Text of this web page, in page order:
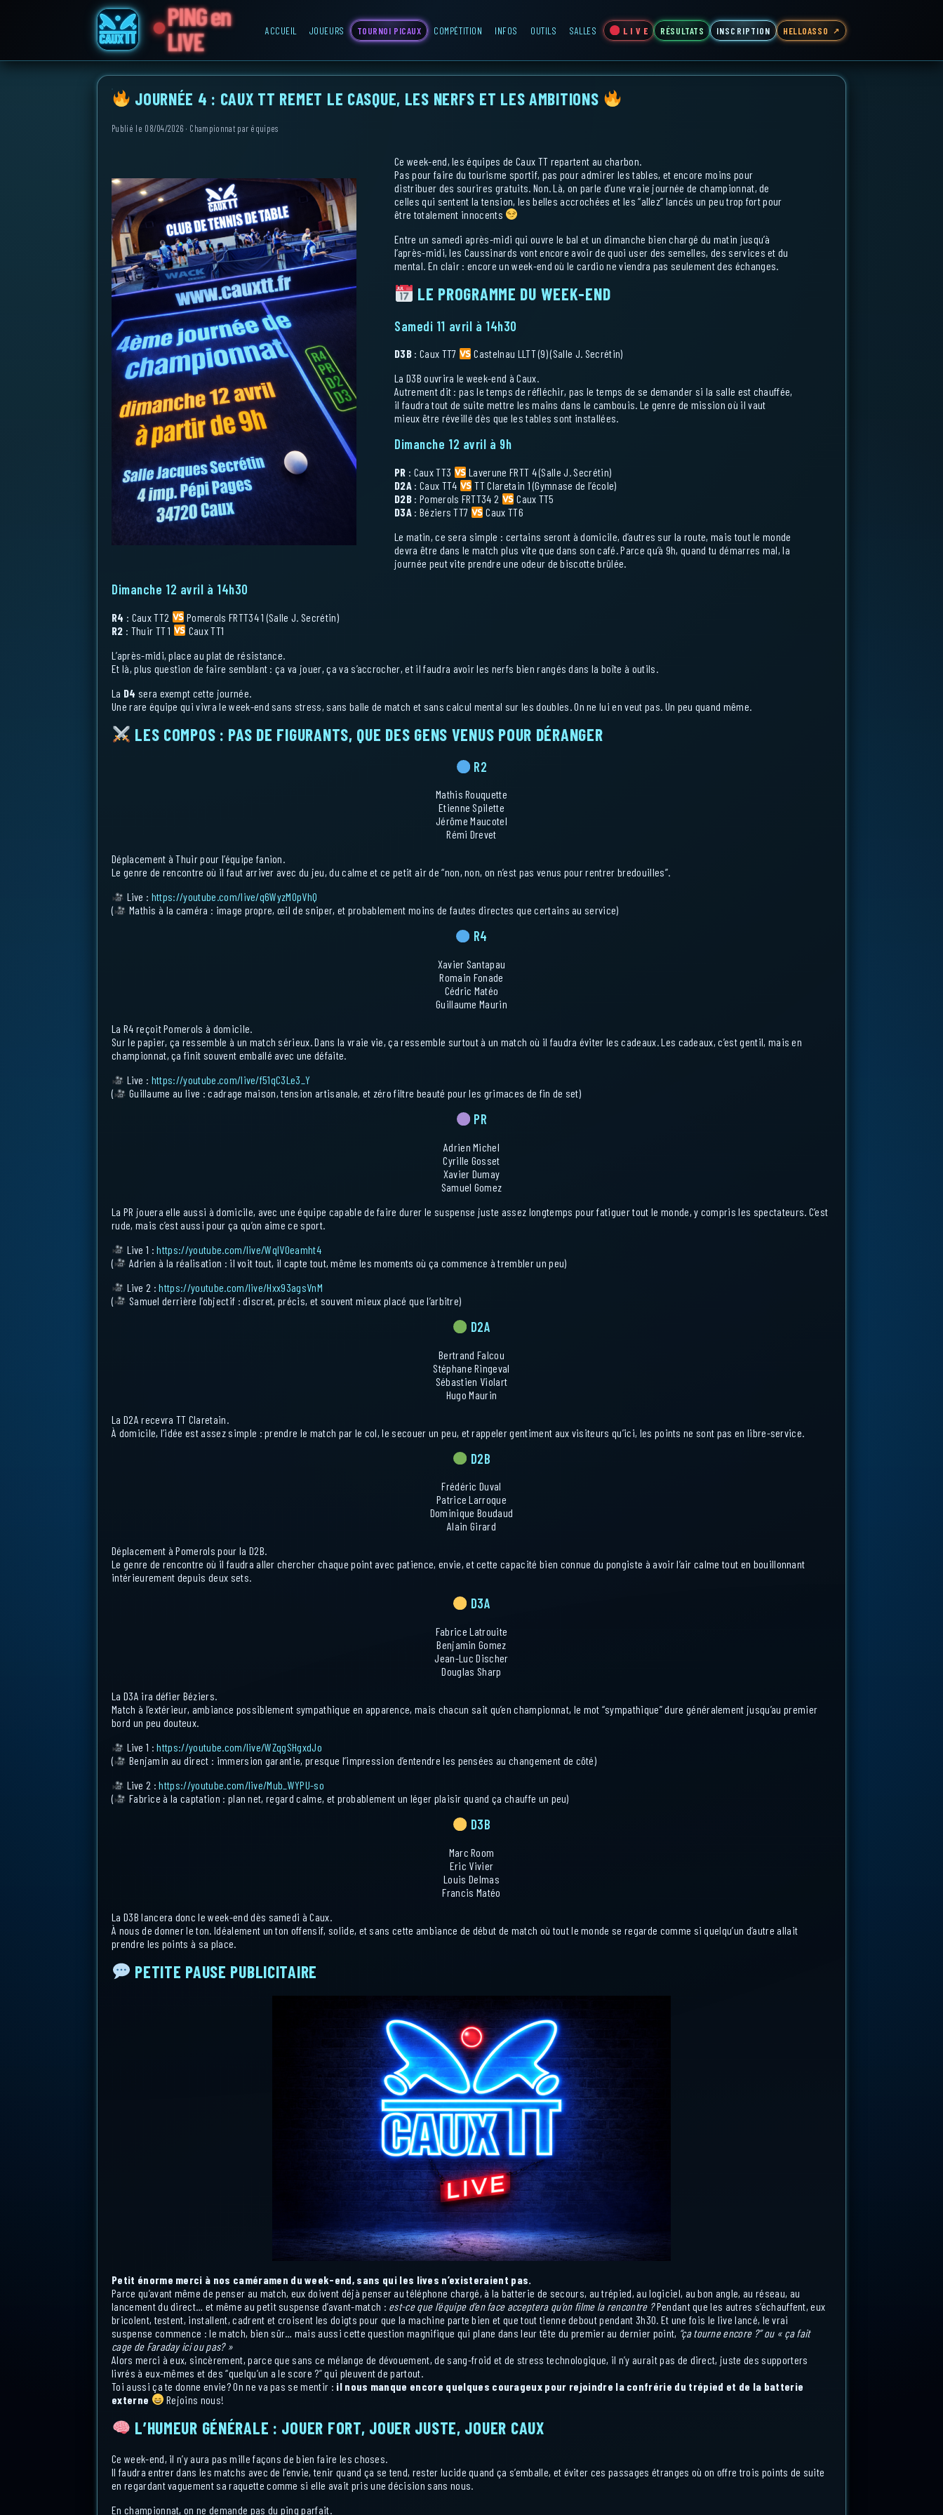
PING en
LIVE
ACCUEIL JOUEURS TOURNOI PICAUX COMPÉTITION INFOS OUTILS SALLES L I V E RÉSULTATS INSCRIPTION HELLOASSO
JOURNÉE 4 : CAUX TT REMET LE CASQUE, LES NERFS ET LES AMBITIONS
Publié le 08/04/2026 · Championnat par équipes
Ce week-end, les équipes de Caux TT repartent au charbon.
Pas pour faire du tourisme sportif, pas pour admirer les tables, et encore moins pour
distribuer des sourires gratuits. Non. Là, on parle d’une vraie journée de championnat, de
celles qui sentent la tension, les belles accrochées et les “allez” lancés un peu trop fort pour
être totalement innocents
Entre un samedi après-midi qui ouvre le bal et un dimanche bien chargé du matin jusqu’à
l’après-midi, les Caussinards vont encore avoir de quoi user des semelles, des services et du
mental. En clair : encore un week-end où le cardio ne viendra pas seulement des échanges.
LE PROGRAMME DU WEEK-END
Samedi 11 avril à 14h30
D3B: Caux TT7
Castelnau LLTT (9) (Salle J. Secrétin)
La D3B ouvrira le week-end à Caux.
Autrement dit : pas le temps de réfléchir, pas le temps de se demander si la salle est chauffée,
il faudra tout de suite mettre les mains dans le cambouis. Le genre de mission où il vaut
mieux être réveillé dès que les tables sont installées.
Dimanche 12 avril à 9h
PR : Caux TT3
Laverune FRTT 4 (Salle J. Secrétin)
D2A: Caux TT4
TT Claretain 1 (Gymnase de l’école)
D2B: Pomerols FRTT34 2
Caux TT5
D3A: Béziers TT7
Caux TT6
Le matin, ce sera simple : certains seront à domicile, d’autres sur la route, mais tout le monde
devra être dans le match plus vite que dans son café. Parce qu’à 9h, quand tu démarres mal, la
journée peut vite prendre une odeur de biscotte brûlée.
Dimanche 12 avril à 14h30
R4 : Caux TT2
Pomerols FRTT34 1 (Salle J. Secrétin)
R2 : Thuir TT 1
Caux TT1
L’après-midi, place au plat de résistance.
Et là, plus question de faire semblant : ça va jouer, ça va s’accrocher, et il faudra avoir les nerfs bien rangés dans la boîte à outils.
La D4 sera exempt cette journée.
Une rare équipe qui vivra le week-end sans stress, sans balle de match et sans calcul mental sur les doubles. On ne lui en veut pas. Un peu quand même.
LES COMPOS : PAS DE FIGURANTS, QUE DES GENS VENUS POUR DÉRANGER
R2
Mathis Rouquette
Etienne Spilette
Jérôme Maucotel
Rémi Drevet
Déplacement à Thuir pour l’équipe fanion.
Le genre de rencontre où il faut arriver avec du jeu, du calme et ce petit air de “non, non, on n’est pas venus pour rentrer bredouilles”.
Live : https://youtube.com/live/q6WyzM0pVhQ
(
Mathis à la caméra : image propre, œil de sniper, et probablement moins de fautes directes que certains au service)
R4
Xavier Santapau
Romain Fonade
Cédric Matéo
Guillaume Maurin
La R4 reçoit Pomerols à domicile.
Sur le papier, ça ressemble à un match sérieux. Dans la vraie vie, ça ressemble surtout à un match où il faudra éviter les cadeaux. Les cadeaux, c’est gentil, mais en
championnat, ça finit souvent emballé avec une défaite.
Live : https://youtube.com/live/f51qC3Le3_Y
(
Guillaume au live : cadrage maison, tension artisanale, et zéro filtre beauté pour les grimaces de fin de set)
PR
Adrien Michel
Cyrille Gosset
Xavier Dumay
Samuel Gomez
La PR jouera elle aussi à domicile, avec une équipe capable de faire durer le suspense juste assez longtemps pour fatiguer tout le monde, y compris les spectateurs. C’est
rude, mais c’est aussi pour ça qu’on aime ce sport.
Live 1 :https://youtube.com/live/WqlVOeamht4
(
Adrien à la réalisation : il voit tout, il capte tout, même les moments où ça commence à trembler un peu)
Live 2 :https://youtube.com/live/Hxx93agsVnM
(
Samuel derrière l’objectif : discret, précis, et souvent mieux placé que l’arbitre)
D2A
Bertrand Falcou
Stéphane Ringeval
Sébastien Violart
Hugo Maurin
La D2A recevra TT Claretain.
À domicile, l’idée est assez simple : prendre le match par le col, le secouer un peu, et rappeler gentiment aux visiteurs qu’ici, les points ne sont pas en libre-service.
D2B
Frédéric Duval
Patrice Larroque
Dominique Boudaud
Alain Girard
Déplacement à Pomerols pour la D2B.
Le genre de rencontre où il faudra aller chercher chaque point avec patience, envie, et cette capacité bien connue du pongiste à avoir l’air calme tout en bouillonnant
intérieurement depuis deux sets.
D3A
Fabrice Latrouite
Benjamin Gomez
Jean-Luc Discher
Douglas Sharp
La D3A ira défier Béziers.
Match à l’extérieur, ambiance possiblement sympathique en apparence, mais chacun sait qu’en championnat, le mot “sympathique” dure généralement jusqu’au premier
bord un peu douteux.
Live 1 :https://youtube.com/live/WZqgSHgxdJo
(
Benjamin au direct : immersion garantie, presque l’impression d’entendre les pensées au changement de côté)
Live 2 :https://youtube.com/live/Mub_WYPU-so
(
Fabrice à la captation : plan net, regard calme, et probablement un léger plaisir quand ça chauffe un peu)
D3B
Marc Room
Eric Vivier
Louis Delmas
Francis Matéo
La D3B lancera donc le week-end dès samedi à Caux.
À nous de donner le ton. Idéalement un ton offensif, solide, et sans cette ambiance de début de match où tout le monde se regarde comme si quelqu’un d’autre allait
prendre les points à sa place.
PETITE PAUSE PUBLICITAIRE
Petit énorme merci à nos caméramen du week-end, sans qui les lives n’existeraient pas.
Parce qu’avant même de penser au match, eux doivent déjà penser au téléphone chargé, à la batterie de secours, au trépied, au logiciel, au bon angle, au réseau, au
lancement du direct… et même au petit suspense d’avant-match : est-ce que l’équipe d’en face acceptera qu’on filme la rencontre ?Pendant que les autres s’échauffent, eux
bricolent, testent, installent, cadrent et croisent les doigts pour que la machine parte bien et que tout tienne debout pendant 3h30. Et une fois le live lancé, le vrai
suspense commence : le match, bien sûr… mais aussi cette question magnifique qui plane dans leur tête du premier au dernier point, “ça tourne encore ?” ou « ça fait
cage de Faraday ici ou pas? »
Alors merci à eux, sincèrement, parce que sans ce mélange de dévouement, de sang-froid et de stress technologique, il n’y aurait pas de direct, juste des supporters
livrés à eux-mêmes et des “quelqu’un a le score ?” qui pleuvent de partout.
Toi aussi ça te donne envie? On ne va pas se mentir : il nous manque encore quelques courageux pour rejoindre la confrérie du trépied et de la batterie
externe
Rejoins nous!
L’HUMEUR GÉNÉRALE : JOUER FORT, JOUER JUSTE, JOUER CAUX
Ce week-end, il n’y aura pas mille façons de bien faire les choses.
Il faudra entrer dans les matchs avec de l’envie, tenir quand ça se tend, rester lucide quand ça s’emballe, et éviter ces passages étranges où on offre trois points de suite
en regardant vaguement sa raquette comme si elle avait pris une décision sans nous.
En championnat, on ne demande pas du ping parfait.